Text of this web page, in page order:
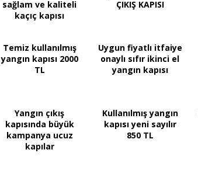
sağlam ve kaliteli
kaçıç kapısı
ÇIKIŞ KAPISI
Temiz kullanılmış
yangın kapısı 2000
TL
Uygun fiyatlı itfaiye
onaylı sıfır ikinci el
yangın kapısı
Yangın çıkış
kapısında büyük
kampanya ucuz
kapılar
Kullanılmış yangın
kapısı yeni sayılır
850 TL